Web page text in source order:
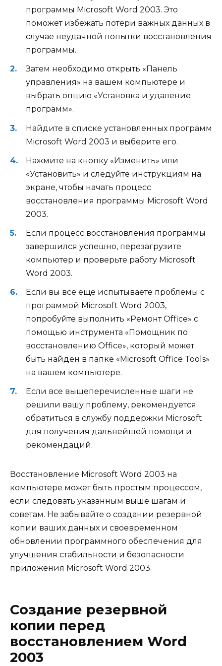
программы Microsoft Word 2003. Это
поможет избежать потери важных данных в
случае неудачной попытки восстановления
программы.
Затем необходимо открыть «Панель
управления» на вашем компьютере и
выбрать опцию «Установка и удаление
программ».
Найдите в списке установленных программ
Microsoft Word 2003 и выберите его.
Нажмите на кнопку «Изменить» или
«Установить» и следуйте инструкциям на
экране, чтобы начать процесс
восстановления программы Microsoft Word
2003.
Если процесс восстановления программы
завершился успешно, перезагрузите
компьютер и проверьте работу Microsoft
Word 2003.
Если вы все еще испытываете проблемы с
программой Microsoft Word 2003,
попробуйте выполнить «Ремонт Office» с
помощью инструмента «Помощник по
восстановлению Office», который может
быть найден в папке «Microsoft Office Tools»
на вашем компьютере.
Если все вышеперечисленные шаги не
решили вашу проблему, рекомендуется
обратиться в службу поддержки Microsoft
для получения дальнейшей помощи и
рекомендаций.
Восстановление Microsoft Word 2003 на
компьютере может быть простым процессом,
если следовать указанным выше шагам и
советам. Не забывайте о создании резервной
копии ваших данных и своевременном
обновлении программного обеспечения для
улучшения стабильности и безопасности
приложения Microsoft Word 2003.
Создание резервной
копии перед
восстановлением Word
2003